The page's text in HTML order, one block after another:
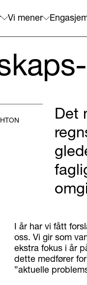
Vi mener
Det
I år har vi fått
oss. Vi gir som
ekstra fokus i år
dette medfører
”aktuelle